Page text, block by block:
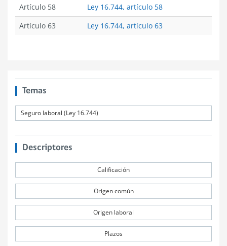
Artículo 58
Ley 16.744, artículo 58
Artículo 63
Ley 16.744, artículo 63
Temas
Seguro laboral (Ley 16.744)
Descriptores
Calificación
Origen común
Origen laboral
Plazos